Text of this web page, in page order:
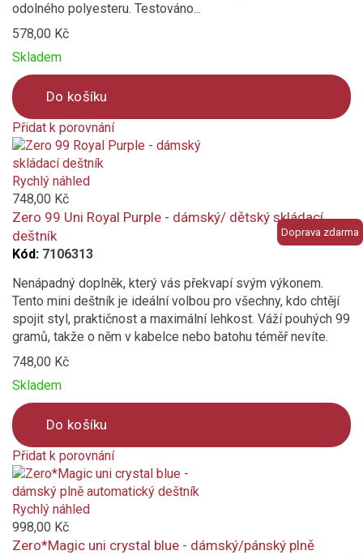
odolného polyesteru. Testováno...
578,00 Kč
Skladem
Do košíku
Přidat k porovnání
Product
is
added
to
compare
Doprava zdarma
Rychlý náhled
748,00 Kč
Zero 99 Uni Royal Purple - dámský/ dětský skládací
deštník
Kód: 7106313
Nenápadný doplněk, který vás překvapí svým výkonem.
Tento mini deštník je ideální volbou pro všechny, kdo chtějí
spojit styl, praktičnost a maximální lehkost. Váží pouhých 99
gramů, takže o něm v kabelce nebo batohu téměř nevíte.
748,00 Kč
Skladem
Do košíku
Přidat k porovnání
Product
is
added
to
compare
Rychlý náhled
998,00 Kč
Zero*Magic uni crystal blue - dámský/pánský plně